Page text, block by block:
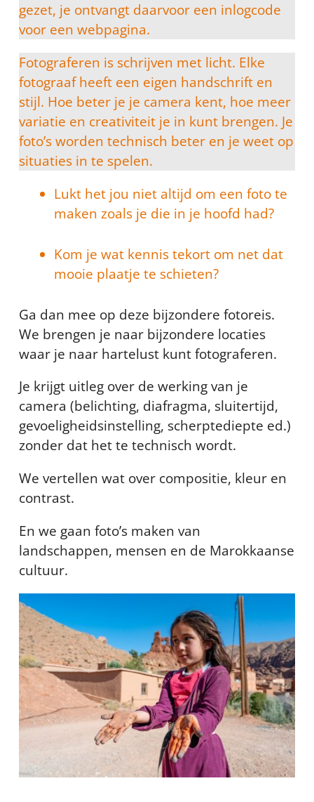
gezet, je ontvangt daarvoor een inlogcode
voor een webpagina.
Fotograferen is schrijven met licht. Elke
fotograaf heeft een eigen handschrift en
stijl. Hoe beter je je camera kent, hoe meer
variatie en creativiteit je in kunt brengen. Je
foto’s worden technisch beter en je weet op
situaties in te spelen.
Lukt het jou niet altijd om een foto te
maken zoals je die in je hoofd had?
Kom je wat kennis tekort om net dat
mooie plaatje te schieten?
Ga dan mee op deze bijzondere fotoreis.
We brengen je naar bijzondere locaties
waar je naar hartelust kunt fotograferen.
Je krijgt uitleg over de werking van je
camera (belichting, diafragma, sluitertijd,
gevoeligheidsinstelling, scherptediepte ed.)
zonder dat het te technisch wordt.
We vertellen wat over compositie, kleur en
contrast.
En we gaan foto’s maken van
landschappen, mensen en de Marokkaanse
cultuur.